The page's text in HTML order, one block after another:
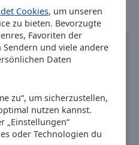
Cookies, um unseren
zu bieten. Bevorzugte
Favoriten der
und viele andere
Daten
zu“, um sicherzustellen,
nutzen kannst.
„Einstellungen“
oder Technologien du